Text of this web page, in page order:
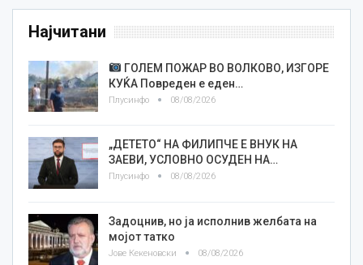
Најчитани
ГОЛЕМ ПОЖАР ВО ВОЛКОВО, ИЗГОРЕ
КУЌА Повреден е еден…
Плусинфо 08/08/2026
„ДЕТЕТО“ НА ФИЛИПЧЕ Е ВНУК НА
ЗАЕВИ, УСЛОВНО ОСУДЕН НА…
Плусинфо 08/08/2026
Задоцнив, но ја исполнив желбата на
мојот татко
Јове Кекеновски 08/08/2026